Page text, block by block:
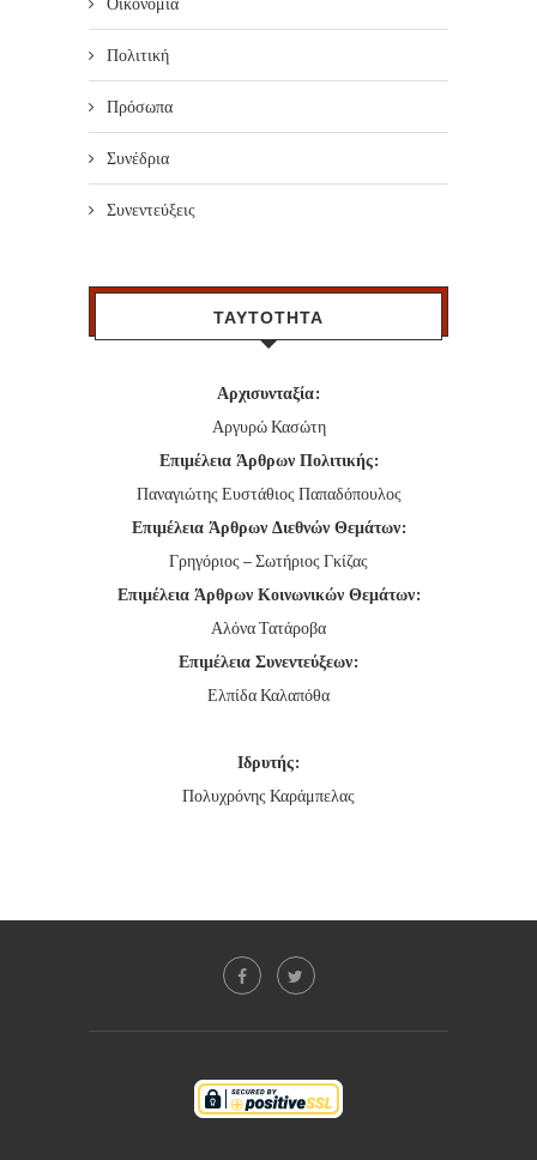
Πολιτική
Πρόσωπα
Συνέδρια
Συνεντεύξεις
ΤΑΥΤΟΤΗΤΑ
Αρχισυνταξία:
Αργυρώ Κασώτη
Επιμέλεια Άρθρων Πολιτικής:
Παναγιώτης Ευστάθιος Παπαδόπουλος
Επιμέλεια Άρθρων Διεθνών Θεμάτων:
Γρηγόριος – Σωτήριος Γκίζας
Επιμέλεια Άρθρων Κοινωνικών Θεμάτων:
Αλόνα Τατάροβα
Επιμέλεια Συνεντεύξεων:
Ελπίδα Καλαπόθα
Ιδρυτής:
Πολυχρόνης Καράμπελας